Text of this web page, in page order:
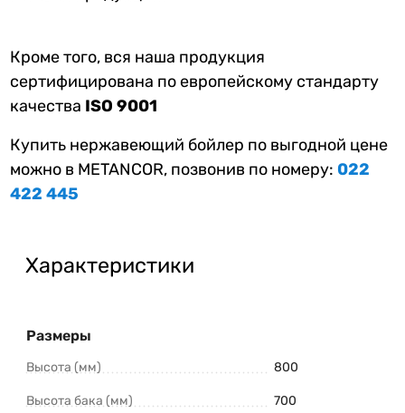
Кроме того, вся наша продукция
сертифицирована по европейскому стандарту
качества ISO 9001
Купить нержавеющий бойлер по выгодной цене
можно в METANCOR, позвонив по номеру: 022
422 445
Характеристики
Размеры
Высота (мм) 800
Высота бака (мм) 700